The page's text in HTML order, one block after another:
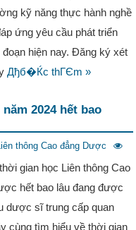
kỹ năng thực hành nghề
ứng yêu cầu phát triển
hiện nay. Đăng ký xét
Дђб�Ќc thГЄm »
2024 hết bao
thông Cao đẳng Dược
gian học Liên thông Cao
hết bao lâu đang được
dược sĩ trung cấp quan
cùng tìm hiểu về thời gian